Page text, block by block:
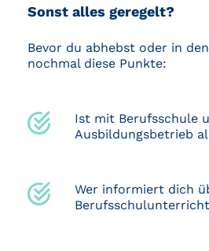
Sonst alles geregelt?
Bevor du abhebst oder in
nochmal diese Punkte:
Ist mit Berufsschule
Ausbildungsbetrieb
Wer informiert dich